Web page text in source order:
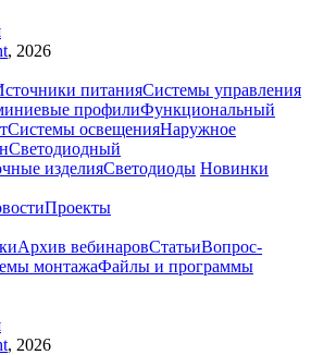
, 2026
питанияСистемы управления
профилиФункциональный
Системы освещенияНаружное
Светодиодный
изделияСветодиоды Новинки
Проекты
Архив вебинаровСтатьиВопрос-
монтажаФайлы и программы
, 2026